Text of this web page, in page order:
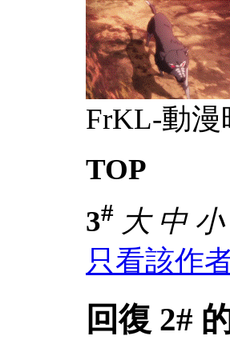
FrKL-動漫
TOP
3# 大 中 小
只看該作
回復 2#